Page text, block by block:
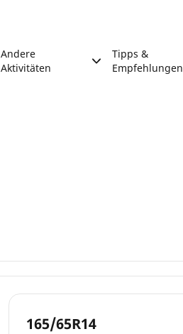
Andere
Aktivitäten
Tipps &
Empfehlungen
165/65R14